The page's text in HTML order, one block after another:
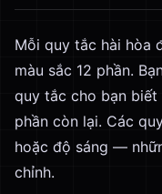
Mỗi quy tắc hài hòa
màu sắc 12 phần.
quy tắc cho bạn
phần còn lại. Các
hoặc độ sáng —
chỉnh.